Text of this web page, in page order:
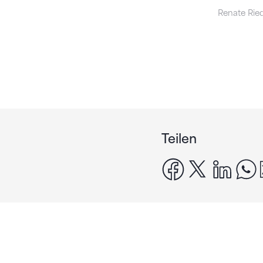
Renate
Teilen
facebook
x